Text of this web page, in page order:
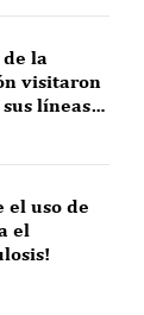
la
visitaron
líneas
el uso de
el